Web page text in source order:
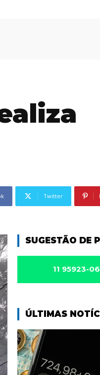
Twitter
SUGESTÃO DE
11 95923-
ÚLTIMAS